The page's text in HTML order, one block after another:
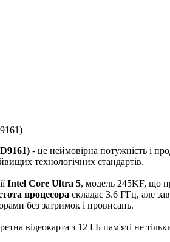
- це неймовірна потужність і
технологічних стандартів.
Intel Core Ultra 5, модель 245KF, що
процесора складає 3.6 ГГц, але
без затримок і провисань.
відеокарта з 12 ГБ пам'яті не